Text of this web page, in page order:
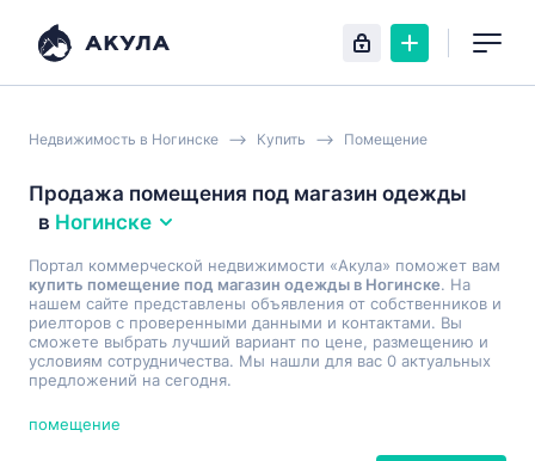
Недвижимость в Ногинске Купить Помещение
Продажа помещения под магазин одежды
в Ногинске
Портал коммерческой недвижимости «Акула» поможет вам
купить помещение под магазин одежды в Ногинске. На
нашем сайте представлены объявления от собственников и
риелторов с проверенными данными и контактами. Вы
сможете выбрать лучший вариант по цене, размещению и
условиям сотрудничества. Мы нашли для вас 0 актуальных
предложений на сегодня.
помещение